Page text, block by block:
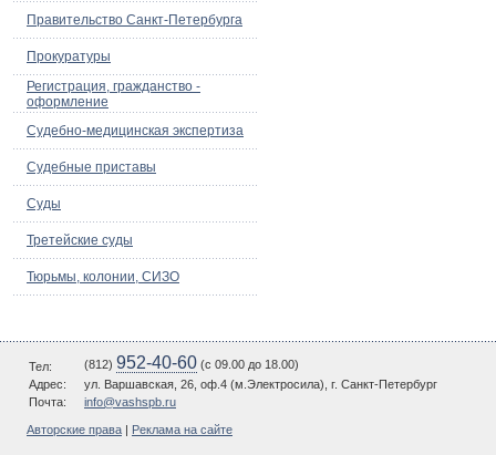
Правительство Санкт-Петербурга
Прокуратуры
Регистрация, гражданство -
оформление
Судебно-медицинская экспертиза
Судебные приставы
Суды
Третейские суды
Тюрьмы, колонии, СИЗО
Тел: (812) 952-40-60 (c 09.00 до 18.00)
Адрес:
ул. Варшавская, 26, оф.4 (м.Электросила), г. Санкт-Петербург
Почта:
info@vashspb.ru
Авторские права Реклама на сайте